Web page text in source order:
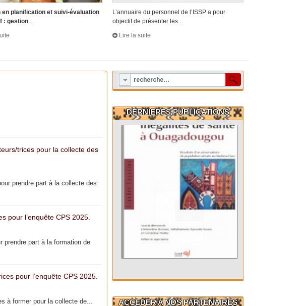
en planification et suivi-évaluation
: gestion
L’annuaire du personnel de l’ISSP a pour
objectif de présenter les...
Lire la suite
trices pour la collecte des
prendre part à la collecte des
pour l’enquête CPS 2025.
prendre part à la formation de
pour l’enquête CPS 2025.
à former pour la collecte de...
DERNIERES PUBLICATIONS
ACCEDER A NOS PARTENAIRES